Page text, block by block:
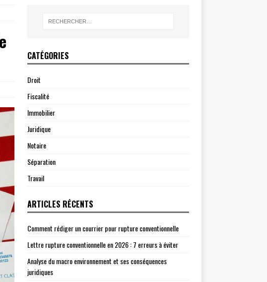
CATÉGORIES
Droit
Fiscalité
Immobilier
Juridique
Notaire
Séparation
Travail
ARTICLES RÉCENTS
Comment rédiger un courrier pour rupture conventionnelle
Lettre rupture conventionnelle en 2026 : 7 erreurs à éviter
Analyse du macro environnement et ses conséquences
juridiques